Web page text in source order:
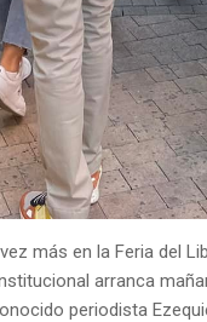
más en la Feria del
arranca
periodista